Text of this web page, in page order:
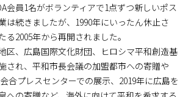
会員1名がボランティアで1点ずつ新しいポス
は続きましたが、1990年にいったん休止さ
る2005年から再開されました。
区、広島国際文化財団、ヒロシマ平和創造基
され、平和市長会議の加盟都市への寄贈や
合プレスセンターでの展示、2019年に広島を